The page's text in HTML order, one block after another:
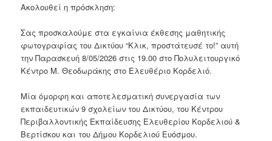
Ακολουθεί η πρόσκληση:
Σας προσκαλούμε στα εγκαίνια έκθεσης μαθητικής
φωτογραφίας του Δικτύου “Κλικ, προστάτευσέ το!” αυτή
την Παρασκευή 8/05/2026 στις 19.00 στο Πολυλειτουργικό
Κέντρο Μ. Θεοδωράκης στο Ελευθέριο Κορδελιό.
Μία όμορφη και αποτελεσματική συνεργασία των
εκπαιδευτικών 9 σχολείων του Δικτύου, του Κέντρου
Περιβαλλοντικής Εκπαίδευσης Ελευθερίου Κορδελιού &
Βερτίσκου και του Δήμου Κορδελιού Ευόσμου.